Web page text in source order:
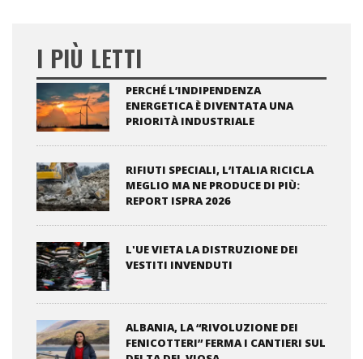
I PIÙ LETTI
PERCHÉ L’INDIPENDENZA
ENERGETICA È DIVENTATA UNA
PRIORITÀ INDUSTRIALE
RIFIUTI SPECIALI, L’ITALIA RICICLA
MEGLIO MA NE PRODUCE DI PIÙ:
REPORT ISPRA 2026
L'UE VIETA LA DISTRUZIONE DEI
VESTITI INVENDUTI
ALBANIA, LA “RIVOLUZIONE DEI
FENICOTTERI” FERMA I CANTIERI SUL